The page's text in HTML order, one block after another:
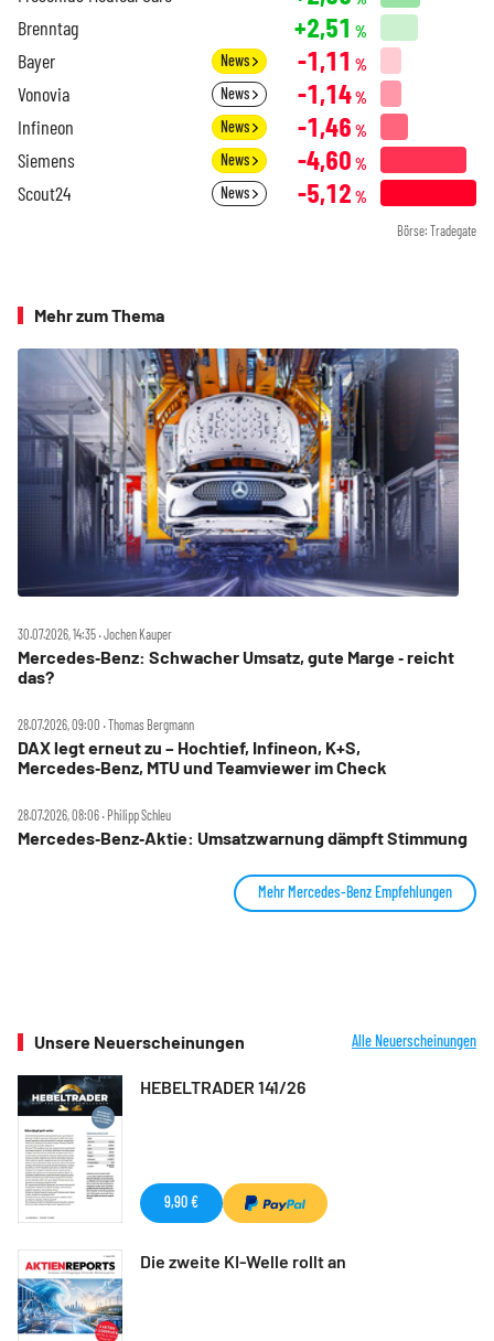
Brenntag +2,51 %
Bayer News -1,11 %
Vonovia News -1,14%
Infineon News -1,46 %
Siemens News -4,60 %
Scout24 News -5,12 %
Börse: Tradegate
Mehr zum Thema
30.07.2026, 14:35 ‧ Jochen Kauper
Mercedes‑Benz: Schwacher Umsatz, gute Marge ‑ reicht
das?
28.07.2026, 09:00 ‧ Thomas Bergmann
DAX legt erneut zu – Hochtief, Infineon, K+S,
Mercedes‑Benz, MTU und Teamviewer im Check
28.07.2026, 08:06 ‧ Philipp Schleu
Mercedes‑Benz‑Aktie: Umsatzwarnung dämpft Stimmung
Mehr Mercedes-Benz Empfehlungen
Unsere Neuerscheinungen Alle Neuerscheinungen
HEBELTRADER 141/26
9,90 €
Die zweite KI-Welle rollt an